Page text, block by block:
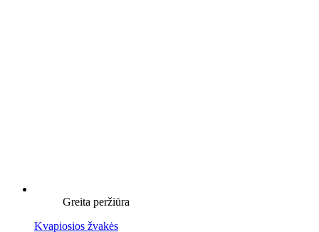
Greita peržiūra
Kvapiosios žvakės